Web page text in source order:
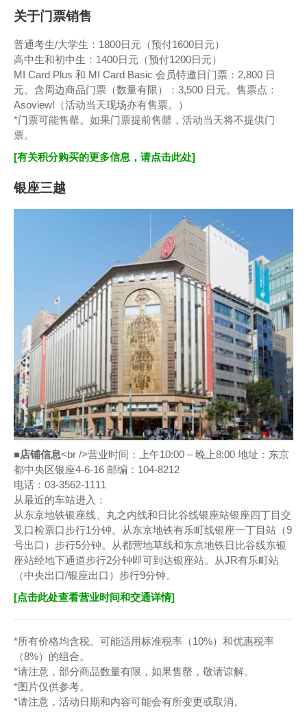
关于门票销售
普通考生/大学生：1800日元（预付1600日元）
高中生和初中生：1400日元（预付1200日元）
MI Card Plus 和 MI Card Basic 会员特邀日门票：2,800 日
元。含周边商品门票（数量有限）：3,500 日元。售票点：
Asoview!（活动当天现场亦有售票。）
*门票可能售罄。如果门票提前售罄，活动当天将不提供门
票。
[有关积分购买的更多信息，请点击此处]
银座三越
■店铺信息<br />营业时间：上午10:00 – 晚上8:00 地址：东京
都中央区银座4-6-16 邮编：104-8212
电话：03-3562-1111
从最近的车站进入：
从东京地铁银座线、丸之内线和日比谷线银座站银座四丁目交
叉口检票口步行1分钟。从东京地铁有乐町线银座一丁目站（9
号出口）步行5分钟。从都营地草线和东京地铁日比谷线东银
座站经地下通道步行2分钟即可到达银座站。从JR有乐町站
（中央出口/银座出口）步行9分钟。
[点击此处查看营业时间和交通详情]
*所有价格均含税。可能适用标准税率（10%）和优惠税率
（8%）的组合。
*请注意，部分商品数量有限，如果售罄，敬请谅解。
*图片仅供参考。
*请注意，活动日期和内容可能会有所变更或取消。